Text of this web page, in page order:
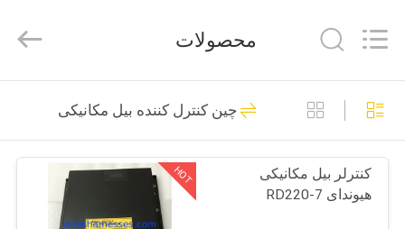
خانه
محصولات
درباره
Management
Services
All
Reserved.
دسته سیم بیل
مکانیکی
18
محصولات
چین کنترل کننده بیل مکانیکی
HOT
کنترلر بیل مکانیکی
هیوندای RD220-7